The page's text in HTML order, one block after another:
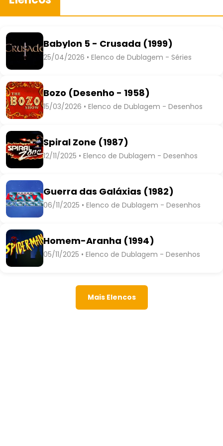
Babylon 5 - Crusada (1999)
25/04/2026 • Elenco de Dublagem - Séries
Bozo (Desenho - 1958)
15/03/2026 • Elenco de Dublagem - Desenhos
Spiral Zone (1987)
12/11/2025 • Elenco de Dublagem - Desenhos
Guerra das Galáxias (1982)
06/11/2025 • Elenco de Dublagem - Desenhos
Homem-Aranha (1994)
05/11/2025 • Elenco de Dublagem - Desenhos
Mais Elencos